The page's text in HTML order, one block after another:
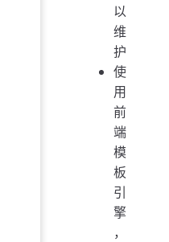
以
维
护
使
用
前
端
模
板
引
擎
，